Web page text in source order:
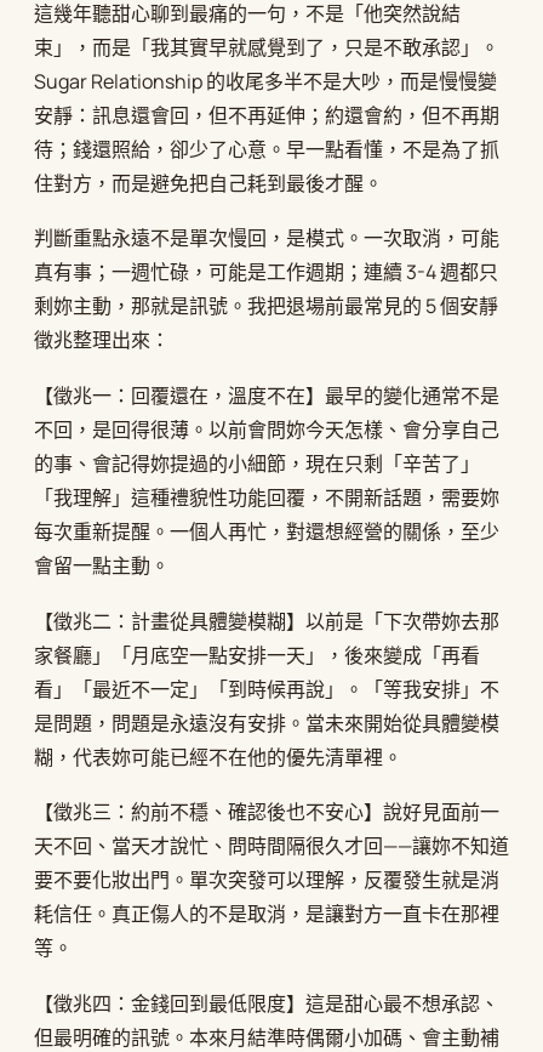
這幾年聽甜心聊到最痛的一句，不是「他突然說結
束」，而是「我其實早就感覺到了，只是不敢承認」。
Sugar Relationship 的收尾多半不是大吵，而是慢慢變
安靜：訊息還會回，但不再延伸；約還會約，但不再期
待；錢還照給，卻少了心意。早一點看懂，不是為了抓
住對方，而是避免把自己耗到最後才醒。
判斷重點永遠不是單次慢回，是模式。一次取消，可能
真有事；一週忙碌，可能是工作週期；連續 3-4 週都只
剩妳主動，那就是訊號。我把退場前最常見的 5 個安靜
徵兆整理出來：
【徵兆一：回覆還在，溫度不在】最早的變化通常不是
不回，是回得很薄。以前會問妳今天怎樣、會分享自己
的事、會記得妳提過的小細節，現在只剩「辛苦了」
「我理解」這種禮貌性功能回覆，不開新話題，需要妳
每次重新提醒。一個人再忙，對還想經營的關係，至少
會留一點主動。
【徵兆二：計畫從具體變模糊】以前是「下次帶妳去那
家餐廳」「月底空一點安排一天」，後來變成「再看
看」「最近不一定」「到時候再說」。「等我安排」不
是問題，問題是永遠沒有安排。當未來開始從具體變模
糊，代表妳可能已經不在他的優先清單裡。
【徵兆三：約前不穩、確認後也不安心】說好見面前一
天不回、當天才說忙、問時間隔很久才回——讓妳不知道
要不要化妝出門。單次突發可以理解，反覆發生就是消
耗信任。真正傷人的不是取消，是讓對方一直卡在那裡
等。
【徵兆四：金錢回到最低限度】這是甜心最不想承認、
但最明確的訊號。本來月結準時偶爾小加碼、會主動補